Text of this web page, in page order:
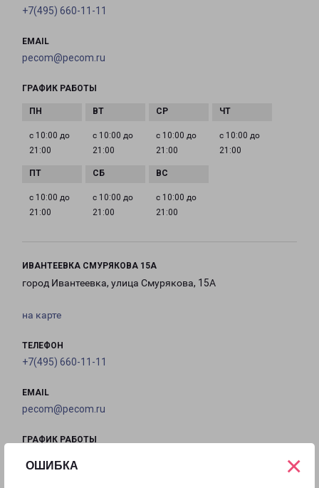
ОШИБКА ×
+7(495) 660-11-11
EMAIL
pecom@pecom.ru
ГРАФИК РАБОТЫ
с 10:00 до
21:00
с 10:00 до
21:00
с 10:00 до
21:00
с 10:00 до
21:00
с 10:00 до
21:00
с 10:00 до
21:00
с 10:00 до
21:00
ИВАНТЕЕВКА СМУРЯКОВА 15А
город Ивантеевка, улица Смурякова, 15А
на карте
ТЕЛЕФОН
+7(495) 660-11-11
EMAIL
pecom@pecom.ru
ГРАФИК РАБОТЫ